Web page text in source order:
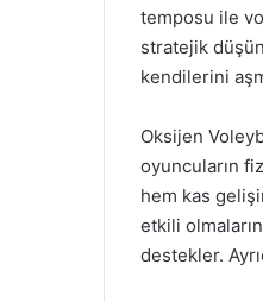
temposu ile
stratejik
kendilerini
Oksijen
oyuncuların
hem kas
etkili
destekler.